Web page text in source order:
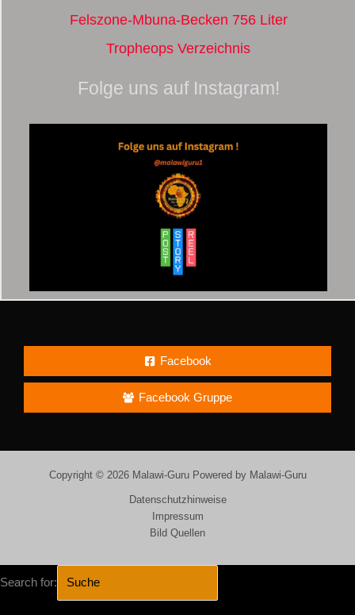
Felszone-Mbuna-Becken 756 Liter
Tropheops Verzeichnis
Folge uns auf Instagram!
Facebook
Facebook Gruppe
Copyright © 2026 Malawi-Guru Powered by Malawi-Guru
Datenschutzhinweise
Impressum
Bild Quellen
Search for: